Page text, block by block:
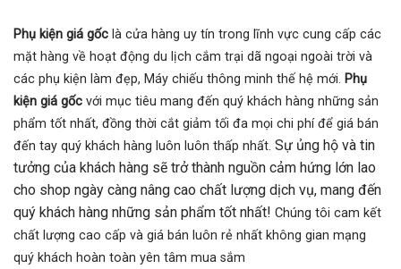
Phụ kiện giá gốc là cửa hàng uy tín trong lĩnh vực cung cấp các
mặt hàng về hoạt động du lịch cắm trại dã ngoại ngoài trời và
các phụ kiện làm đẹp, Máy chiếu thông minh thế hệ mới. Phụ
kiện giá gốc với mục tiêu mang đến quý khách hàng những sản
phẩm tốt nhất, đồng thời cắt giảm tối đa mọi chi phí để giá bán
đến tay quý khách hàng luôn luôn thấp nhất. Sự ủng hộ và tin
tưởng của khách hàng sẽ trở thành nguồn cảm hứng lớn lao
cho shop ngày càng nâng cao chất lượng dịch vụ, mang đến
quý khách hàng những sản phẩm tốt nhất! Chúng tôi cam kết
chất lượng cao cấp và giá bán luôn rẻ nhất không gian mạng
quý khách hoàn toàn yên tâm mua sắm